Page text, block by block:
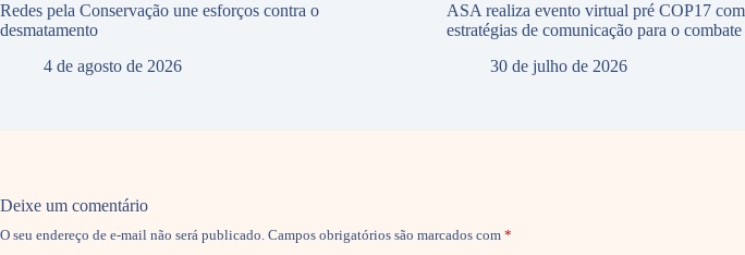
Redes pela Conservação une esforços contra o
desmatamento
4 de agosto de 2026
ASA realiza evento virtual pré COP17
estratégias de comunicação para o
30 de julho de 2026
Deixe um comentário
O seu endereço de e-mail não será publicado. Campos obrigatórios são marcados com *